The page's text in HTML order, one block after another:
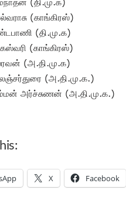
(காங்கிரஸ்)
(தி.மு.க)
(காங்கிரஸ்)
(அ.தி.மு.க)
(அ.தி.மு.க.)
அர்ச்சுணன் (அ.தி.மு.க.)
X Facebook